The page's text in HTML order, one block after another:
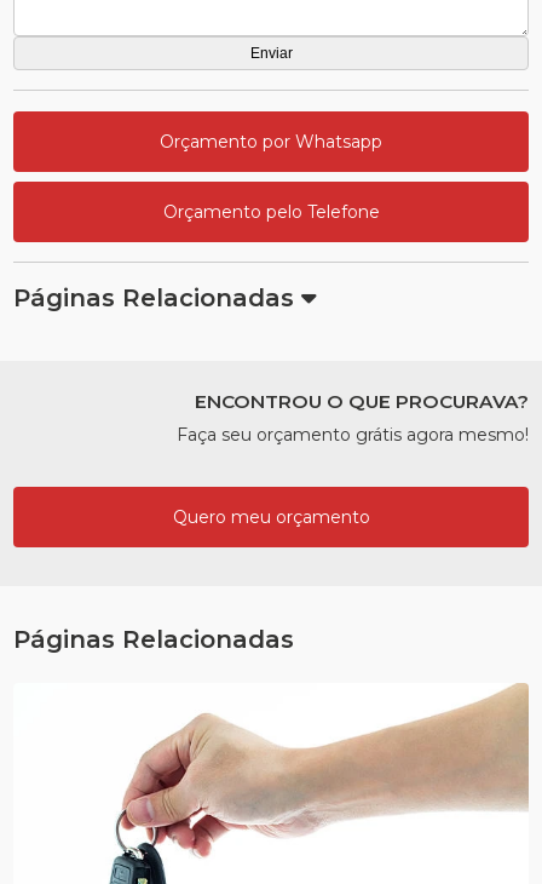
Orçamento por Whatsapp
Orçamento pelo Telefone
Páginas Relacionadas
ENCONTROU O QUE PROCURAVA?
Faça seu orçamento grátis agora mesmo!
Quero meu orçamento
Páginas Relacionadas